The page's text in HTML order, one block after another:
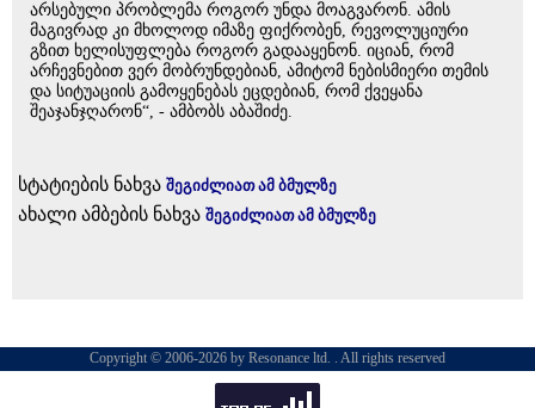
არსებული პრობლემა როგორ უნდა მოაგვარონ. ამის
მაგივრად კი მხოლოდ იმაზე ფიქრობენ, რევოლუციური
გზით ხელისუფლება როგორ გადააყენონ. იციან, რომ
არჩევნებით ვერ მობრუნდებიან, ამიტომ ნებისმიერი თემის
და სიტუაციის გამოყენებას ეცდებიან, რომ ქვეყანა
შეაჯანჯღარონ“, - ამბობს აბაშიძე.
სტატიების ნახვა შეგიძლიათ ამ ბმულზე
ახალი ამბების ნახვა შეგიძლიათ ამ ბმულზე
Copyright © 2006-2026 by Resonance ltd. . All rights reserved